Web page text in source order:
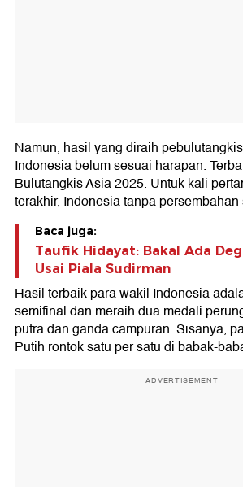
Namun, hasil yang diraih
Indonesia belum sesuai harapan.
Bulutangkis Asia 2025. Untuk kali
terakhir, Indonesia tanpa
Baca juga:
Taufik Hidayat: Bakal Ada
Usai Piala Sudirman
Hasil terbaik para wakil Indonesia
semifinal dan meraih dua medali
putra dan ganda campuran. Sisanya,
Putih rontok satu per satu di babak-
ADVERTISEMENT